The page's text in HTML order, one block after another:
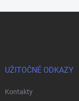
UŽITOČNÉ ODKAZY
Kontakty